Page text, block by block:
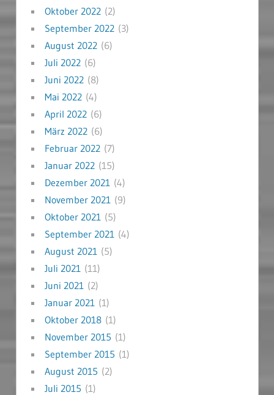
Oktober 2022(2)
September 2022(3)
August 2022(6)
Juli 2022(6)
Juni 2022(8)
Mai 2022(4)
April 2022(6)
März 2022(6)
Februar 2022(7)
Januar 2022(15)
Dezember 2021 (4)
November 2021 (9)
Oktober 2021 (5)
September 2021 (4)
August 2021 (5)
Juli 2021 (11)
Juni 2021 (2)
Januar 2021 (1)
Oktober 2018(1)
November 2015 (1)
September 2015 (1)
August 2015 (2)
Juli 2015 (1)